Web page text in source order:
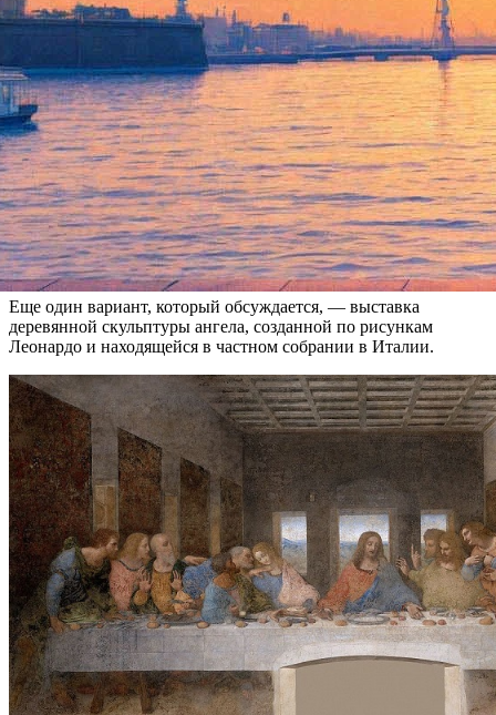
Государственный Эрмитаж, как и все ведущие музеи мира,
рассматривает варианты специальной выставки к 500-летию
со дня смерти Леонардо Да Винчи. По словам директора
музея Михаила Пиотровского, в Петербург может прибыть
копия «Тайной вечери».
«Мы очень надеемся привезти из Ватикана в Петербург
большой картон, копию «Тайной вечери», который делали
Мельци и да Винчи», — сообщил он в интервью журналу
«Собака.ру».
Еще один вариант, который обсуждается, — выставка
деревянной скульптуры ангела, созданной по рисункам
Леонардо и находящейся в частном собрании в Италии.